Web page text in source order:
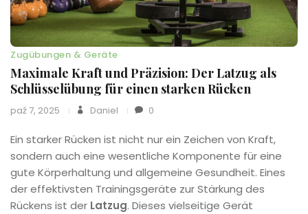
Zugübungen & Geräte
Maximale Kraft und Präzision: Der Latzug als
Schlüsselübung für einen starken Rücken
paź 7, 2025 Daniel 0
Ein starker Rücken ist nicht nur ein Zeichen von Kraft,
sondern auch eine wesentliche Komponente für eine
gute Körperhaltung und allgemeine Gesundheit. Eines
der effektivsten Trainingsgeräte zur Stärkung des
Rückens ist der Latzug. Dieses vielseitige Gerät